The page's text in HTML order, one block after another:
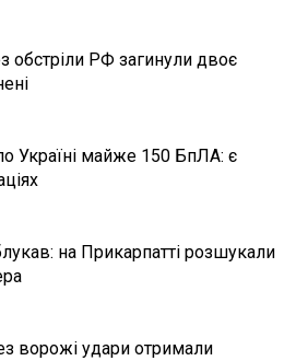
обстріли РФ загинули двоє
Україні майже 150 БпЛА: є
на Прикарпатті розшукали
ворожі удари отримали